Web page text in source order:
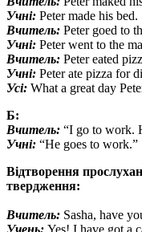
Учні: Peter made his bed.
Вчитель: Peter goed to
Учні: Peter went to the
Вчитель: Peter eated
Учні: Peter ate pizza for
Усі: What a great day
Б:
Вчитель: “I go to work.
Учні: “He goes to work.”
Відтворення
твердження:
Вчитель: Sasha, have
Учень: Yes! I have got a